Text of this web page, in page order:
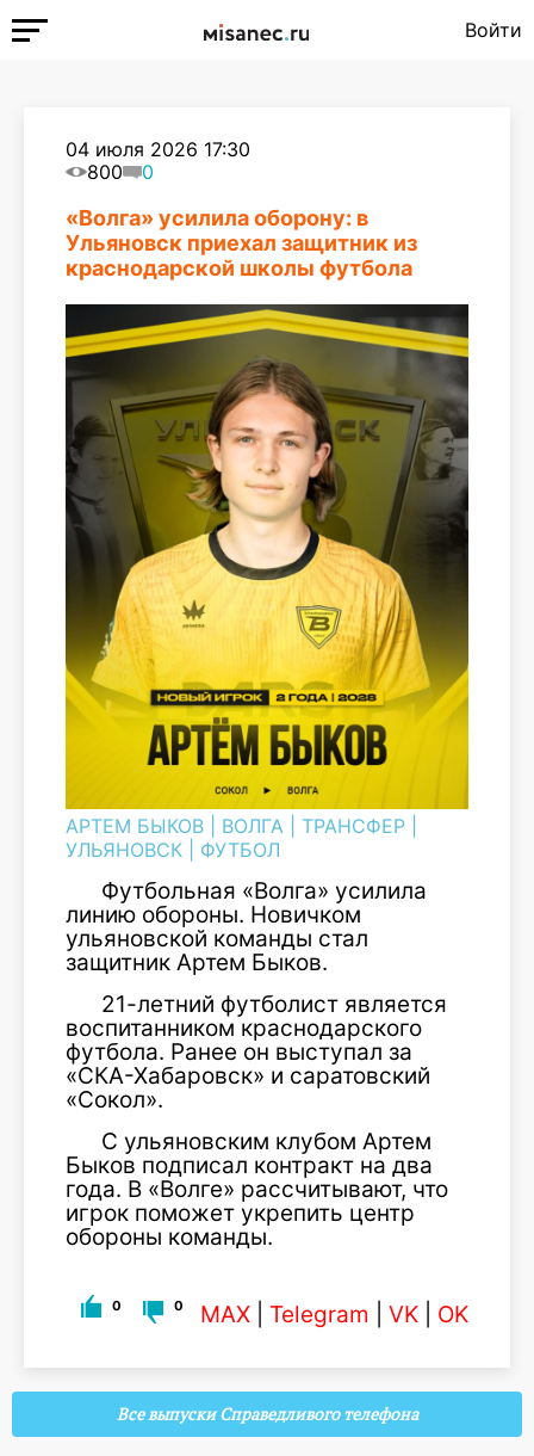
Войти
04 июля 2026 17:30
800
0
«Волга» усилила оборону: в
Ульяновск приехал защитник из
краснодарской школы футбола
АРТЕМ БЫКОВ ВОЛГА ТРАНСФЕР
УЛЬЯНОВСК
ФУТБОЛ
Футбольная «Волга» усилила
линию обороны. Новичком
ульяновской команды стал
защитник Артем Быков.
21-летний футболист является
воспитанником краснодарского
футбола. Ранее он выступал за
«СКА-Хабаровск» и саратовский
«Сокол».
С ульяновским клубом Артем
Быков подписал контракт на два
года. В «Волге» рассчитывают, что
игрок поможет укрепить центр
обороны команды.
0 0 MAX Telegram VK OK
Все выпуски Справедливого телефона